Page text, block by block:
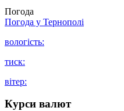
Погода
Погода у Тернополі
вологість:
тиск:
вітер:
Курси валют